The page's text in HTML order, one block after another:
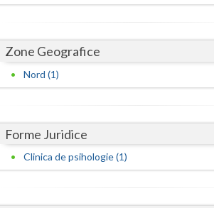
Giurgiu
Zone Geografice
Nord (1)
Forme Juridice
Clinica de psihologie (1)